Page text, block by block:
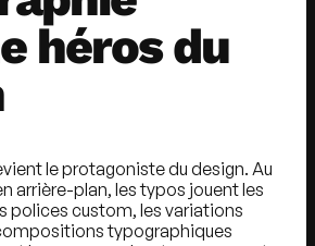
héros du
le protagoniste du design. Au
arrière-plan, les typos jouent les
polices custom, les variations
typographiques